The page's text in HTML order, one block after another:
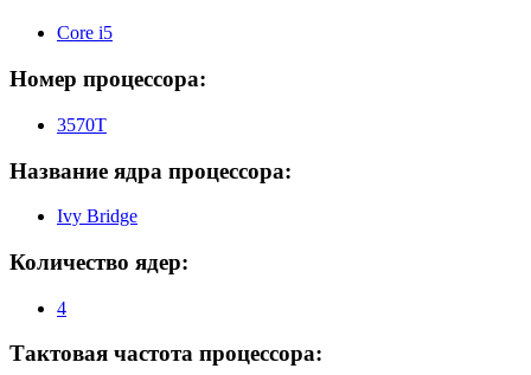
Core i5
Номер процессора:
3570T
Название ядра процессора:
Ivy Bridge
Количество ядер:
4
Тактовая частота процессора: